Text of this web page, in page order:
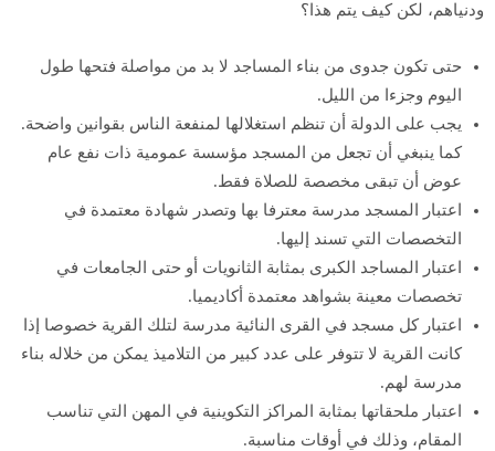
ودنياهم، لكن كيف يتم هذا؟
حتى تكون جدوى من بناء المساجد لا بد من مواصلة فتحها طول
اليوم وجزءا من الليل.
يجب على الدولة أن تنظم استغلالها لمنفعة الناس بقوانين واضحة.
كما ينبغي أن تجعل من المسجد مؤسسة عمومية ذات نفع عام
عوض أن تبقى مخصصة للصلاة فقط.
اعتبار المسجد مدرسة معترفا بها وتصدر شهادة معتمدة في
التخصصات التي تسند إليها.
اعتبار المساجد الكبرى بمثابة الثانويات أو حتى الجامعات في
تخصصات معينة بشواهد معتمدة أكاديميا.
اعتبار كل مسجد في القرى النائية مدرسة لتلك القرية خصوصا إذا
كانت القرية لا تتوفر على عدد كبير من التلاميذ يمكن من خلاله بناء
مدرسة لهم.
اعتبار ملحقاتها بمثابة المراكز التكوينية في المهن التي تناسب
المقام، وذلك في أوقات مناسبة.